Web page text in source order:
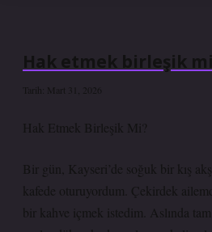
Hak etmek birleşik
Tarih: Mart 31, 2026
Hak Etmek Birleşik Mi?
Bir gün, Kayseri’de soğuk bir kış
kafede oturuyordum. Çekirdek
bir kahve içmek istedim. Aslında